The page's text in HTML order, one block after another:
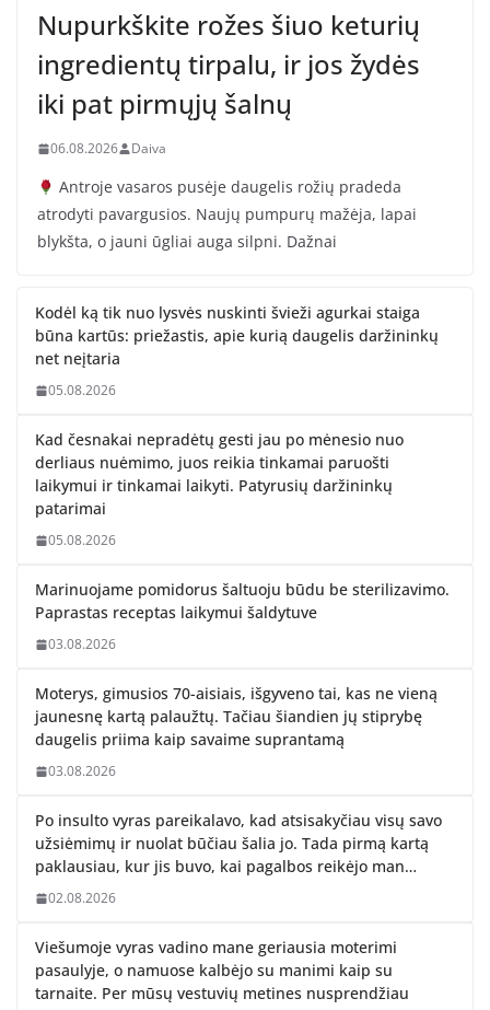
Nupurkškite rožes šiuo keturių
ingredientų tirpalu, ir jos žydės
iki pat pirmųjų šalnų
06.08.2026 Daiva
Antroje vasaros pusėje daugelis rožių pradeda
atrodyti pavargusios. Naujų pumpurų mažėja, lapai
blykšta, o jauni ūgliai auga silpni. Dažnai
Kodėl ką tik nuo lysvės nuskinti švieži agurkai staiga
būna kartūs: priežastis, apie kurią daugelis daržininkų
net neįtaria
05.08.2026
Kad česnakai nepradėtų gesti jau po mėnesio nuo
derliaus nuėmimo, juos reikia tinkamai paruošti
laikymui ir tinkamai laikyti. Patyrusių daržininkų
patarimai
05.08.2026
Marinuojame pomidorus šaltuoju būdu be sterilizavimo.
Paprastas receptas laikymui šaldytuve
03.08.2026
Moterys, gimusios 70-aisiais, išgyveno tai, kas ne vieną
jaunesnę kartą palaužtų. Tačiau šiandien jų stiprybę
daugelis priima kaip savaime suprantamą
03.08.2026
Po insulto vyras pareikalavo, kad atsisakyčiau visų savo
užsiėmimų ir nuolat būčiau šalia jo. Tada pirmą kartą
paklausiau, kur jis buvo, kai pagalbos reikėjo man…
02.08.2026
Viešumoje vyras vadino mane geriausia moterimi
pasaulyje, o namuose kalbėjo su manimi kaip su
tarnaite. Per mūsų vestuvių metines nusprendžiau